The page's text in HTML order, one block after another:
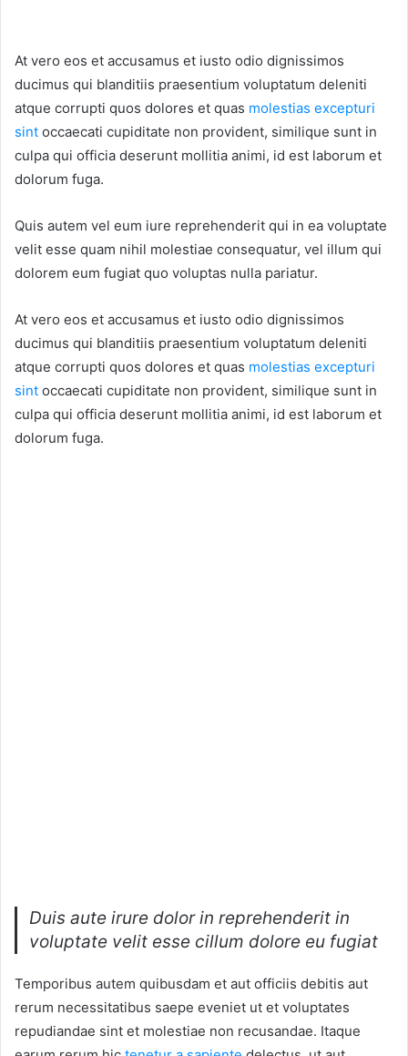
At vero eos et accusamus et iusto odio dignissimos
ducimus qui blanditiis praesentium voluptatum deleniti
atque corrupti quos dolores et quas molestias excepturi
sint occaecati cupiditate non provident, similique sunt in
culpa qui officia deserunt mollitia animi, id est laborum et
dolorum fuga.
Quis autem vel eum iure reprehenderit qui in ea voluptate
velit esse quam nihil molestiae consequatur, vel illum qui
dolorem eum fugiat quo voluptas nulla pariatur.
At vero eos et accusamus et iusto odio dignissimos
ducimus qui blanditiis praesentium voluptatum deleniti
atque corrupti quos dolores et quas molestias excepturi
sint occaecati cupiditate non provident, similique sunt in
culpa qui officia deserunt mollitia animi, id est laborum et
dolorum fuga.
Duis aute irure dolor in reprehenderit in
voluptate velit esse cillum dolore eu fugiat
Temporibus autem quibusdam et aut officiis debitis aut
rerum necessitatibus saepe eveniet ut et voluptates
repudiandae sint et molestiae non recusandae. Itaque